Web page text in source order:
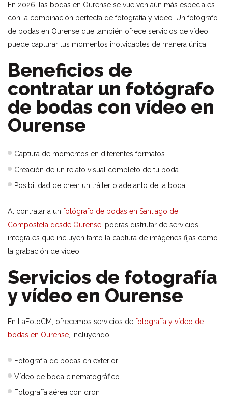
En 2026, las bodas en Ourense se vuelven aún más especiales
con la combinación perfecta de fotografía y vídeo. Un fotógrafo
de bodas en Ourense que también ofrece servicios de vídeo
puede capturar tus momentos inolvidables de manera única.
Beneficios de
contratar un fotógrafo
de bodas con vídeo en
Ourense
Captura de momentos en diferentes formatos
Creación de un relato visual completo de tu boda
Posibilidad de crear un tráiler o adelanto de la boda
Al contratar a un fotógrafo de bodas en Santiago de
Compostela desde Ourense, podrás disfrutar de servicios
integrales que incluyen tanto la captura de imágenes fijas como
la grabación de vídeo.
Servicios de fotografía
y vídeo en Ourense
En LaFotoCM, ofrecemos servicios de fotografía y vídeo de
bodas en Ourense, incluyendo:
Fotografía de bodas en exterior
Vídeo de boda cinematográfico
Fotografía aérea con dron